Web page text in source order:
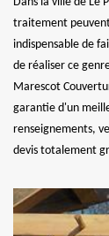
traitement
indispensable de
de réaliser ce
Marescot
garantie d'un
renseignements,
devis totalement